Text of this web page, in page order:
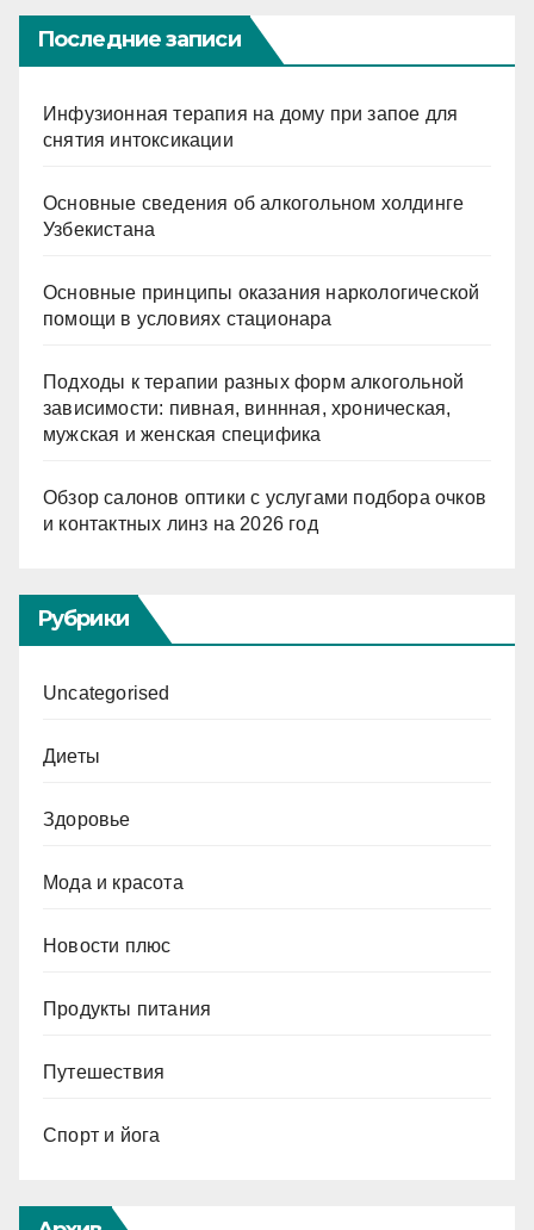
Последние записи
Инфузионная терапия на дому при запое для
снятия интоксикации
Основные сведения об алкогольном холдинге
Узбекистана
Основные принципы оказания наркологической
помощи в условиях стационара
Подходы к терапии разных форм алкогольной
зависимости: пивная, виннная, хроническая,
мужская и женская специфика
Обзор салонов оптики с услугами подбора очков
и контактных линз на 2026 год
Рубрики
Uncategorised
Диеты
Здоровье
Мода и красота
Новости плюс
Продукты питания
Путешествия
Спорт и йога